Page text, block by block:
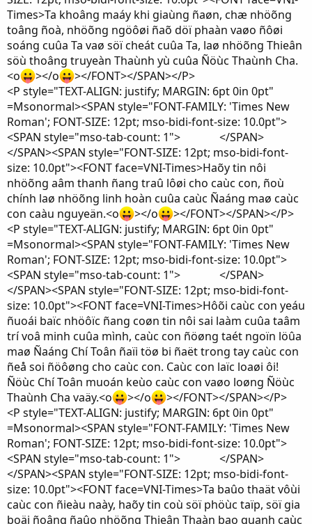
Times>Ta khoâng maáy khi giaùng ñaøn, chæ nhöõng
toâng ñoà, nhöõng ngöôøi ñaõ döï phaàn vaøo ñôøi
soáng cuûa Ta vaø söï cheát cuûa Ta, laø nhöõng Thieân
söù thoâng truyeàn Thaùnh yù cuûa Ñöùc Thaùnh Cha.
<o
></o
></FONT></SPAN></P>
<P style="TEXT-ALIGN: justify; MARGIN: 6pt 0in 0pt"
=Msonormal><SPAN style="FONT-FAMILY: 'Times New
Roman'; FONT-SIZE: 12pt; mso-bidi-font-size: 10.0pt">
<SPAN style="mso-tab-count: 1"> </SPAN>
</SPAN><SPAN style="FONT-SIZE: 12pt; mso-bidi-font-
size: 10.0pt"><FONT face=VNI-Times>Haõy tin nôi
nhöõng aâm thanh ñang traû lôøi cho caùc con, ñoù
chính laø nhöõng linh hoàn cuûa caùc Ñaáng maø caùc
con caàu nguyeän.<o
></o
></FONT></SPAN></P>
<P style="TEXT-ALIGN: justify; MARGIN: 6pt 0in 0pt"
=Msonormal><SPAN style="FONT-FAMILY: 'Times New
Roman'; FONT-SIZE: 12pt; mso-bidi-font-size: 10.0pt">
<SPAN style="mso-tab-count: 1"> </SPAN>
</SPAN><SPAN style="FONT-SIZE: 12pt; mso-bidi-font-
size: 10.0pt"><FONT face=VNI-Times>Hôõi caùc con yeáu
ñuoái baïc nhöôïc ñang coøn tin nôi sai laàm cuûa taâm
trí voâ minh cuûa mình, caùc con ñöøng taét ngoïn löûa
maø Ñaáng Chí Toân ñaïi töø bi ñaët trong tay caùc con
ñeå soi ñöôøng cho caùc con. Caùc con laïc loaøi ôi!
Ñöùc Chí Toân muoán keùo caùc con vaøo loøng Ñöùc
Thaùnh Cha vaäy.<o
></o
></FONT></SPAN></P>
<P style="TEXT-ALIGN: justify; MARGIN: 6pt 0in 0pt"
=Msonormal><SPAN style="FONT-FAMILY: 'Times New
Roman'; FONT-SIZE: 12pt; mso-bidi-font-size: 10.0pt">
<SPAN style="mso-tab-count: 1"> </SPAN>
</SPAN><SPAN style="FONT-SIZE: 12pt; mso-bidi-font-
size: 10.0pt"><FONT face=VNI-Times>Ta baûo thaät vôùi
caùc con ñieàu naày, haõy tin coù söï phöùc taïp, söï gia
boäi ñoâng ñaûo nhöõng Thieân Thaàn bao quanh caùc